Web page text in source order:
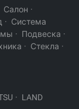
Салон ·
· Система
· Подвеска ·
· Стекла ·
· LAND